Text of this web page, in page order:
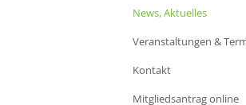
News, Aktuelles
Veranstaltungen &
Kontakt
Mitgliedsantrag online